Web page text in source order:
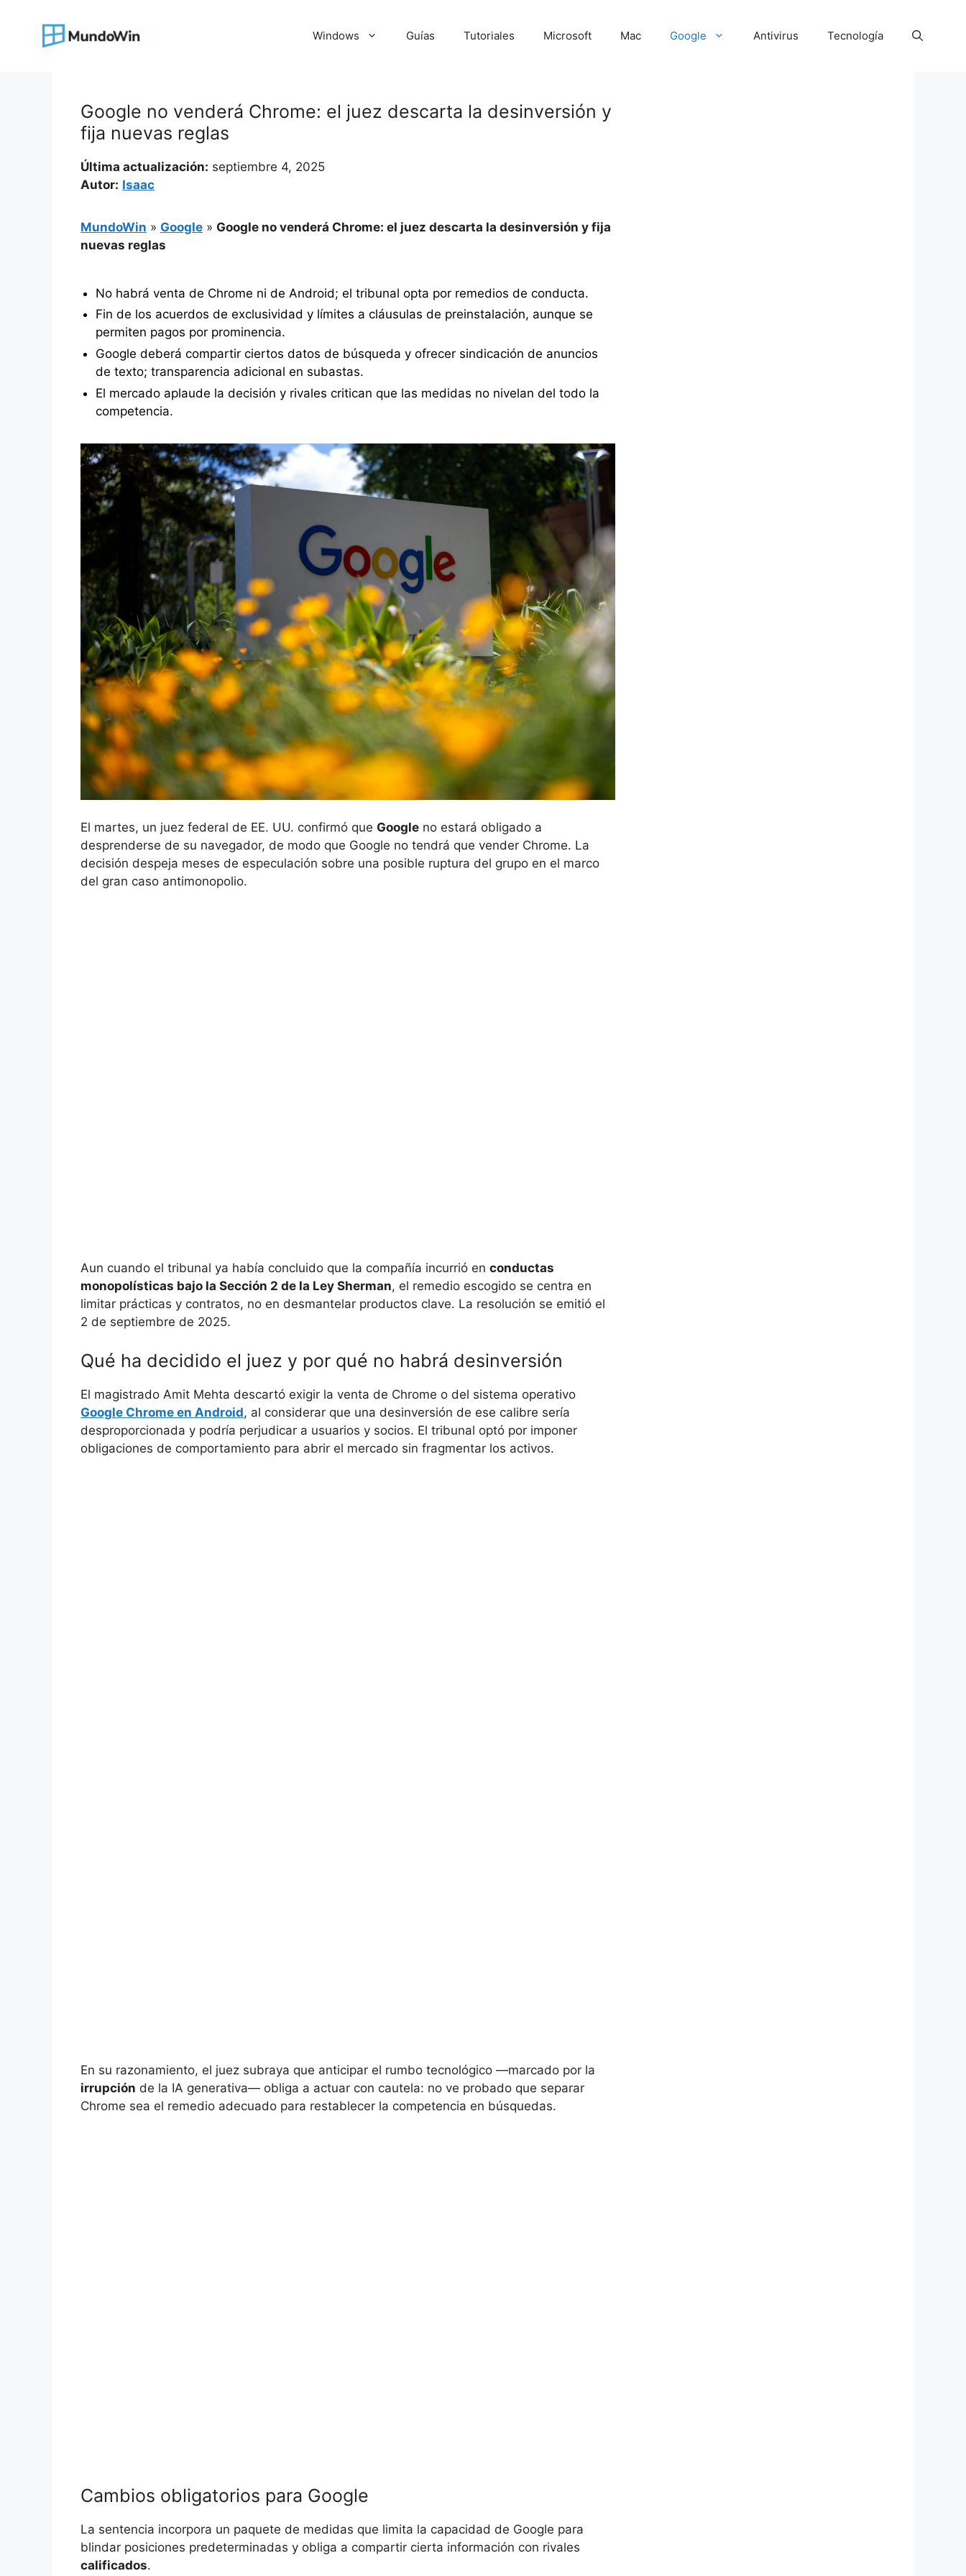
contenido
Windows Guías Tutoriales Microsoft Mac Google Antivirus Tecnología
Google no venderá Chrome: el juez descarta la desinversión y
fija nuevas reglas
Última actualización: septiembre 4, 2025
Autor: Isaac
MundoWin » Google » Google no venderá Chrome: el juez descarta la desinversión y fija
nuevas reglas
No habrá venta de Chrome ni de Android; el tribunal opta por remedios de conducta.
Fin de los acuerdos de exclusividad y límites a cláusulas de preinstalación, aunque se
permiten pagos por prominencia.
Google deberá compartir ciertos datos de búsqueda y ofrecer sindicación de anuncios
de texto; transparencia adicional en subastas.
El mercado aplaude la decisión y rivales critican que las medidas no nivelan del todo la
competencia.
El martes, un juez federal de EE. UU. confirmó que Google no estará obligado a
desprenderse de su navegador, de modo que Google no tendrá que vender Chrome. La
decisión despeja meses de especulación sobre una posible ruptura del grupo en el marco
del gran caso antimonopolio.
Aun cuando el tribunal ya había concluido que la compañía incurrió en conductas
monopolísticas bajo la Sección 2 de la Ley Sherman, el remedio escogido se centra en
limitar prácticas y contratos, no en desmantelar productos clave. La resolución se emitió el
2 de septiembre de 2025.
Qué ha decidido el juez y por qué no habrá desinversión
El magistrado Amit Mehta descartó exigir la venta de Chrome o del sistema operativo
Google Chrome en Android, al considerar que una desinversión de ese calibre sería
desproporcionada y podría perjudicar a usuarios y socios. El tribunal optó por imponer
obligaciones de comportamiento para abrir el mercado sin fragmentar los activos.
En su razonamiento, el juez subraya que anticipar el rumbo tecnológico —marcado por la
irrupción de la IA generativa— obliga a actuar con cautela: no ve probado que separar
Chrome sea el remedio adecuado para restablecer la competencia en búsquedas.
Cambios obligatorios para Google
La sentencia incorpora un paquete de medidas que limita la capacidad de Google para
blindar posiciones predeterminadas y obliga a compartir cierta información con rivales
calificados.